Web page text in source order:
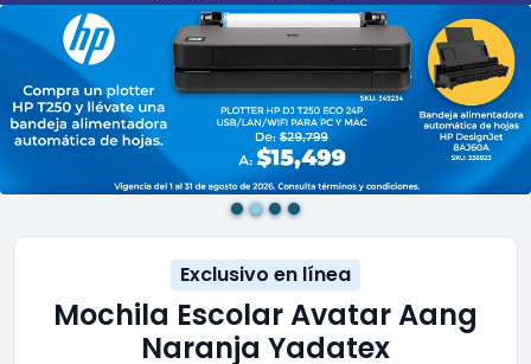
Exclusivo en línea
Mochila Escolar Avatar Aang
Naranja Yadatex